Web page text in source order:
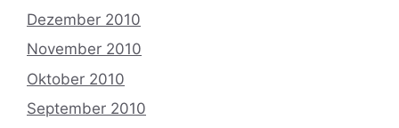
Dezember 2010
November 2010
Oktober 2010
September 2010